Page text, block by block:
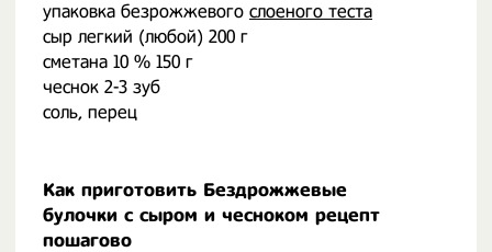
упаковка безрожжевого слоеного теста
сыр легкий (любой) 200 г
сметана 10 % 150 г
чеснок 2-3 зуб
соль, перец
Как приготовить Бездрожжевые
булочки с сыром и чесноком рецепт
пошагово